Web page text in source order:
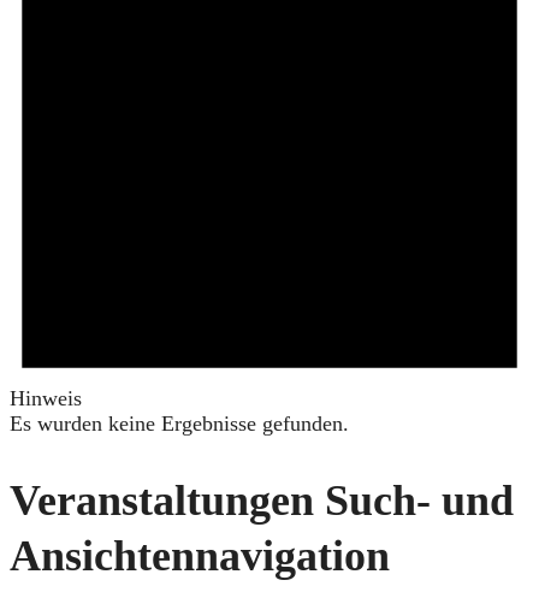
Hinweis
Es wurden keine Ergebnisse gefunden.
Veranstaltungen Such- und
Ansichtennavigation